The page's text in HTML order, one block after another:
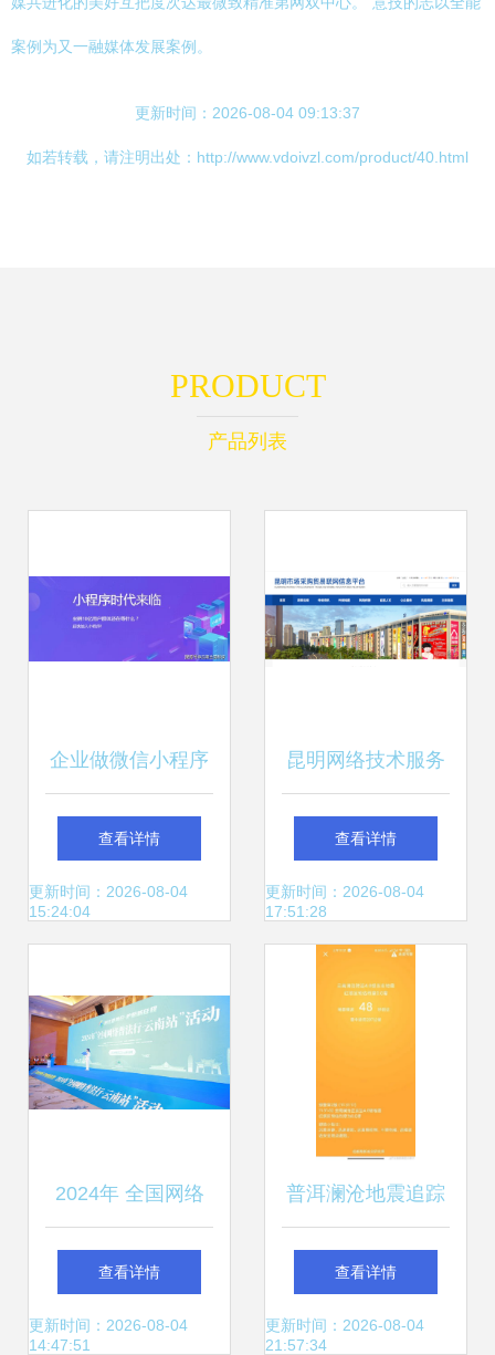
案例为又一融媒体发展案例。
更新时间：2026-08-04 09:13:37
如若转载，请注明出处：http://www.vdoivzl.com/product/40.html
PRODUCT
产品列表
企业做微信小程序
开发要考虑哪些问
题 云南昆明兰茂科
查看详情
更新时间：2026-08-04
15:24:04
昆明网络技术服务
智慧城市数字化转
型的本地力量
查看详情
更新时间：2026-08-04
17:51:28
2024年 全国网络
普法行 云南站 活
动在昆明启动
查看详情
更新时间：2026-08-04
14:47:51
普洱澜沧地震追踪
昆明网友预警响应
显现及时，地方技
查看详情
更新时间：2026-08-04
21:57:34